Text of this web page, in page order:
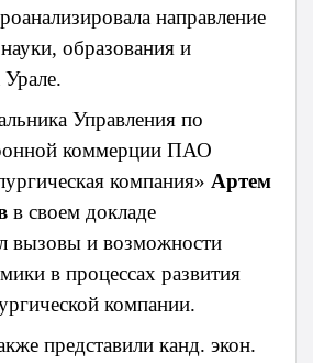
направление
образования и
Урале.
Управления по
коммерции ПАО
компания» Артем
в своем докладе
вызовы и возможности
в процессах развития
компании.
представили канд. экон.